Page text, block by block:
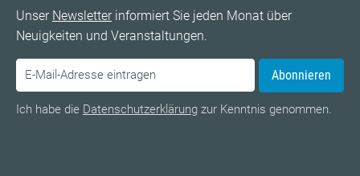
Unser Newsletterinformiert Sie jeden Monat über
Neuigkeiten und Veranstaltungen.
Abonnieren
Ich habe die Datenschutzerklärung zur Kenntnis genommen.